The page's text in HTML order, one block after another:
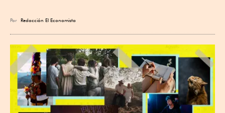
Por Redacción El Economista